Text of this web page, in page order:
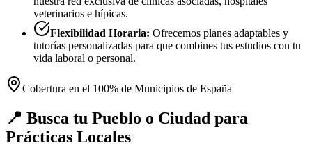
veterinarios e hípicas.
Flexibilidad Horaria: Ofrecemos planes adaptables y
tutorías personalizadas para que combines tus estudios con tu
vida laboral o personal.
Cobertura en el 100% de Municipios de España
📍 Busca tu Pueblo o Ciudad para
Prácticas Locales